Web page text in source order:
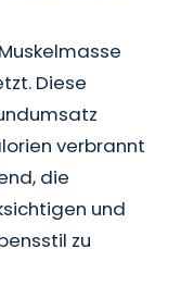
Diese
verbrannt
die
und
zu